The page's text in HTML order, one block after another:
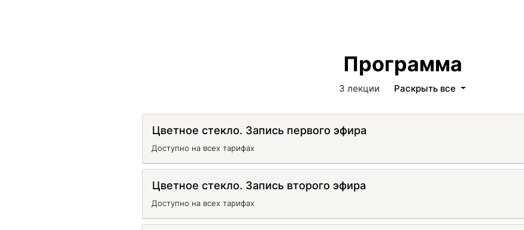
Программа
3 лекции Раскрыть все
Цветное стекло. Запись первого эфира
Доступно на всех тарифах
Цветное стекло. Запись второго эфира
Доступно на всех тарифах